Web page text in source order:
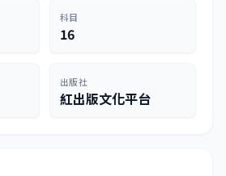
科目
16
出版社
紅出版文化平台